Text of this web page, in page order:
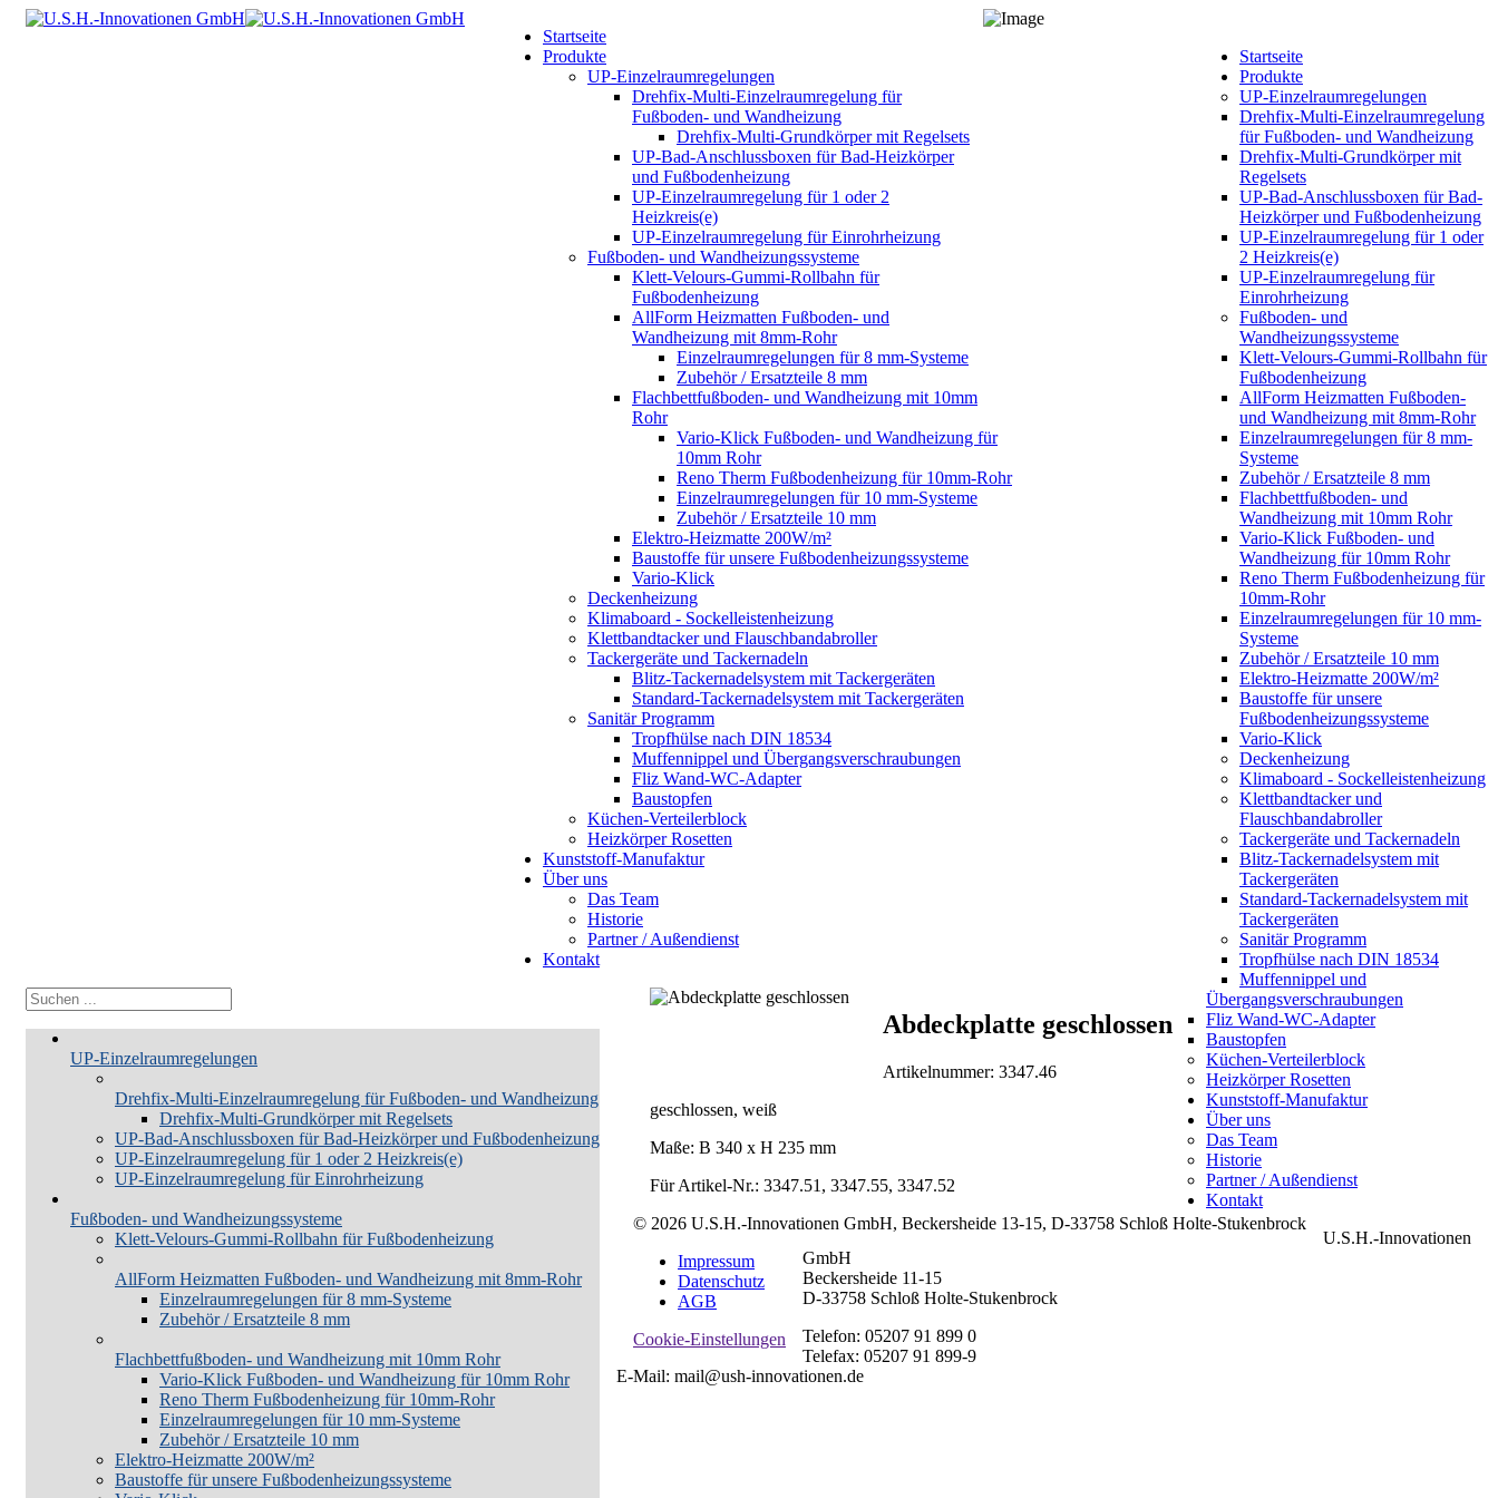
Startseite
Produkte
UP-Einzelraumregelungen
Drehfix-Multi-Einzelraumregelung für
Fußboden- und Wandheizung
Drehfix-Multi-Grundkörper mit Regelsets
UP-Bad-Anschlussboxen für Bad-Heizkörper
und Fußbodenheizung
UP-Einzelraumregelung für 1 oder 2
Heizkreis(e)
UP-Einzelraumregelung für Einrohrheizung
Fußboden- und Wandheizungssysteme
Klett-Velours-Gummi-Rollbahn für
Fußbodenheizung
AllForm Heizmatten Fußboden- und
Wandheizung mit 8mm-Rohr
Einzelraumregelungen für 8 mm-Systeme
Zubehör / Ersatzteile 8 mm
Flachbettfußboden- und Wandheizung mit 10mm
Rohr
Vario-Klick Fußboden- und Wandheizung für
10mm Rohr
Reno Therm Fußbodenheizung für 10mm-Rohr
Einzelraumregelungen für 10 mm-Systeme
Zubehör / Ersatzteile 10 mm
Elektro-Heizmatte 200W/m²
Baustoffe für unsere Fußbodenheizungssysteme
Vario-Klick
Deckenheizung
Klimaboard - Sockelleistenheizung
Klettbandtacker und Flauschbandabroller
Tackergeräte und Tackernadeln
Blitz-Tackernadelsystem mit Tackergeräten
Standard-Tackernadelsystem mit Tackergeräten
Sanitär Programm
Tropfhülse nach DIN 18534
Muffennippel und Übergangsverschraubungen
Fliz Wand-WC-Adapter
Baustopfen
Küchen-Verteilerblock
Heizkörper Rosetten
Kunststoff-Manufaktur
Über uns
Das Team
Historie
Partner / Außendienst
Kontakt
UP-Einzelraumregelungen
Drehfix-Multi-Einzelraumregelung für Fußboden- und Wandheizung
Drehfix-Multi-Grundkörper mit Regelsets
UP-Bad-Anschlussboxen für Bad-Heizkörper und Fußbodenheizung
UP-Einzelraumregelung für 1 oder 2 Heizkreis(e)
UP-Einzelraumregelung für Einrohrheizung
Fußboden- und Wandheizungssysteme
Klett-Velours-Gummi-Rollbahn für Fußbodenheizung
AllForm Heizmatten Fußboden- und Wandheizung mit 8mm-Rohr
Einzelraumregelungen für 8 mm-Systeme
Zubehör / Ersatzteile 8 mm
Flachbettfußboden- und Wandheizung mit 10mm Rohr
Vario-Klick Fußboden- und Wandheizung für 10mm Rohr
Reno Therm Fußbodenheizung für 10mm-Rohr
Einzelraumregelungen für 10 mm-Systeme
Zubehör / Ersatzteile 10 mm
Elektro-Heizmatte 200W/m²
Baustoffe für unsere Fußbodenheizungssysteme
Abdeckplatte geschlossen
Artikelnummer: 3347.46
geschlossen, weiß
Maße: B 340 x H 235 mm
Für Artikel-Nr.: 3347.51, 3347.55, 3347.52
© 2026 U.S.H.-Innovationen GmbH, Beckersheide 13-15, D-33758 Schloß Holte-Stukenbrock
Impressum
Datenschutz
AGB
Cookie-Einstellungen
Startseite
Produkte
UP-Einzelraumregelungen
Drehfix-Multi-Einzelraumregelung
für Fußboden- und Wandheizung
Drehfix-Multi-Grundkörper mit
Regelsets
UP-Bad-Anschlussboxen für Bad-
Heizkörper und Fußbodenheizung
UP-Einzelraumregelung für 1 oder
2 Heizkreis(e)
UP-Einzelraumregelung für
Einrohrheizung
Fußboden- und
Wandheizungssysteme
Klett-Velours-Gummi-Rollbahn für
Fußbodenheizung
AllForm Heizmatten Fußboden-
und Wandheizung mit 8mm-Rohr
Einzelraumregelungen für 8 mm-
Systeme
Zubehör / Ersatzteile 8 mm
Flachbettfußboden- und
Wandheizung mit 10mm Rohr
Vario-Klick Fußboden- und
Wandheizung für 10mm Rohr
Reno Therm Fußbodenheizung für
10mm-Rohr
Einzelraumregelungen für 10 mm-
Systeme
Zubehör / Ersatzteile 10 mm
Elektro-Heizmatte 200W/m²
Baustoffe für unsere
Fußbodenheizungssysteme
Vario-Klick
Deckenheizung
Klimaboard - Sockelleistenheizung
Klettbandtacker und
Flauschbandabroller
Tackergeräte und Tackernadeln
Blitz-Tackernadelsystem mit
Tackergeräten
Standard-Tackernadelsystem mit
Tackergeräten
Sanitär Programm
Tropfhülse nach DIN 18534
Muffennippel und
Übergangsverschraubungen
Fliz Wand-WC-Adapter
Baustopfen
Küchen-Verteilerblock
Heizkörper Rosetten
Kunststoff-Manufaktur
Über uns
Das Team
Historie
Partner / Außendienst
Kontakt
U.S.H.-Innovationen
GmbH
Beckersheide 11-15
D-33758 Schloß Holte-Stukenbrock
Telefon: 05207 91 899 0
Telefax: 05207 91 899-9
E-Mail: mail@ush-innovationen.de